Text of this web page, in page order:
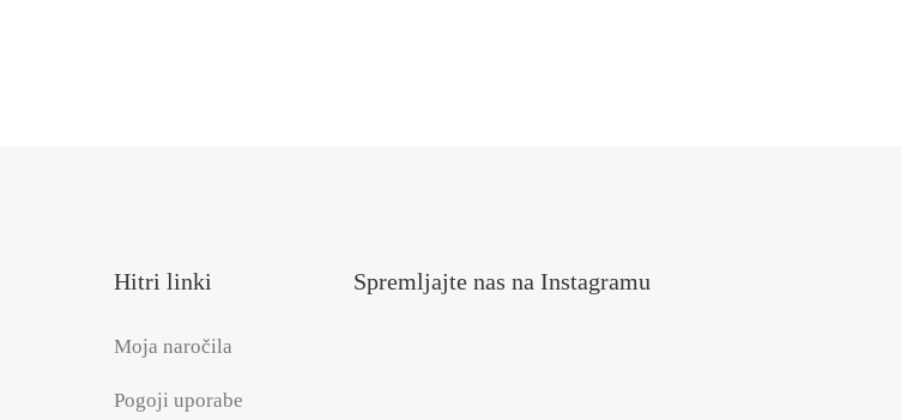
Hitri linki
Moja naročila
Pogoji uporabe
Spremljajte nas na Instagramu